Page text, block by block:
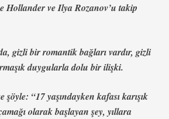
Hollander ve Ilya Rozanov’u takip
gizli bir romantik bağları vardır, gizli
duygularla dolu bir ilişki.
şöyle: “17 yaşındayken kafası karışık
olarak başlayan şey, yıllara